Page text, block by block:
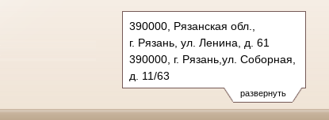
развернуть
390000, Рязанская обл.,
г. Рязань, ул. Ленина, д. 61
390000, г. Рязань,ул. Соборная,
д. 11/63
Тел.: (4912) 25-89-28, 25-80-62
oktiabrsky.riz@sudrf.ru